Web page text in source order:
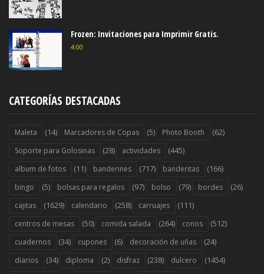
Frozen: Invitaciones para Imprimir Gratis.
4:00
CATEGORÍAS DESTACADAS
Maleta (14) Marcadores de Copas (5) Photo Booth (62)
Soporte para Golosinas (28) actividades (445)
album de fotos (11) banderines (717) banderitas (166)
bingo (5) bolsas para regalos (97) bolso (79) bordes (26)
cajitas (1629) calendario (258) carruajes (111)
centros de mesas (50) comida salada (264) conos (512)
cuadernos (34) cupones (6) decoración de uñas (24)
diarios (34) diploma (2) disfraz (238) dulcero (1454)